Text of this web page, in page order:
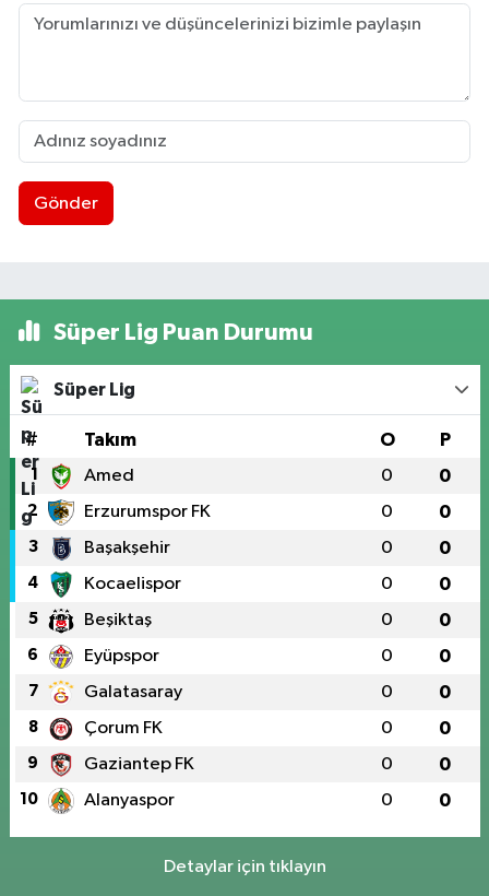
Gönder
Süper Lig Puan Durumu
Süper Lig
# Takım O P
1 Amed 0 0
2 Erzurumspor FK 0 0
3 Başakşehir 0 0
4 Kocaelispor 0 0
5 Beşiktaş 0 0
6 Eyüpspor 0 0
7 Galatasaray 0 0
8 Çorum FK 0 0
9 Gaziantep FK 0 0
10 Alanyaspor 0 0
Detaylar için tıklayın